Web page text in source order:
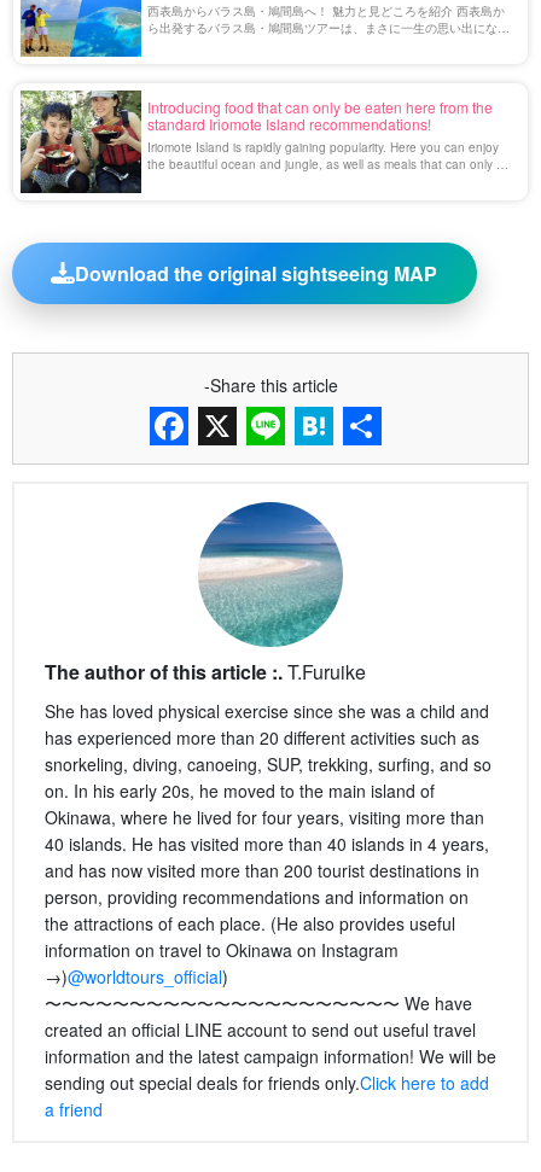
西表島からバラス島・鳩間島へ！ 魅力と見どころを紹介 西表島か
ら出発するバラス島・鳩間島ツアーは、まさに一生の思い出になる
Introducing food that can only be eaten here from the
standard Iriomote Island recommendations!
Iriomote Island is rapidly gaining popularity. Here you can enjoy
the beautiful ocean and jungle, as well as meals that can only be
Download the original sightseeing MAP
-Share this article
Facebook
X Line HatenaShare
The author of this article :.T.Furuike
She has loved physical exercise since she was a child and
has experienced more than 20 different activities such as
snorkeling, diving, canoeing, SUP, trekking, surfing, and so
on. In his early 20s, he moved to the main island of
Okinawa, where he lived for four years, visiting more than
40 islands. He has visited more than 40 islands in 4 years,
and has now visited more than 200 tourist destinations in
person, providing recommendations and information on
the attractions of each place. (He also provides useful
information on travel to Okinawa on Instagram
→)@worldtours_official)
〜〜〜〜〜〜〜〜〜〜〜〜〜〜〜〜〜〜〜〜〜 We have
created an official LINE account to send out useful travel
information and the latest campaign information! We will be
sending out special deals for friends only.Click here to add
a friend